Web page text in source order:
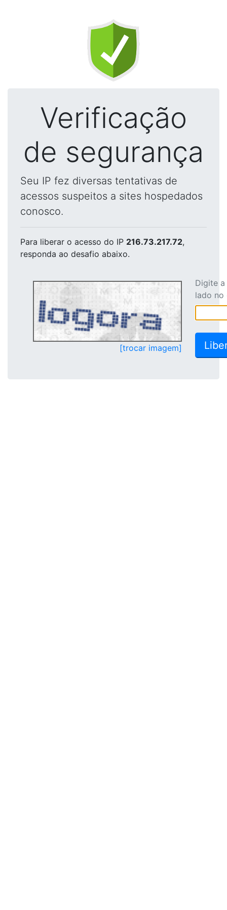
Verificação
de segurança
Seu IP fez diversas tentativas de
acessos suspeitos a sites hospedados
conosco.
Para liberar o acesso do IP 216.73.217.72,
responda ao desafio abaixo.
[trocar imagem]
Digite
lado no